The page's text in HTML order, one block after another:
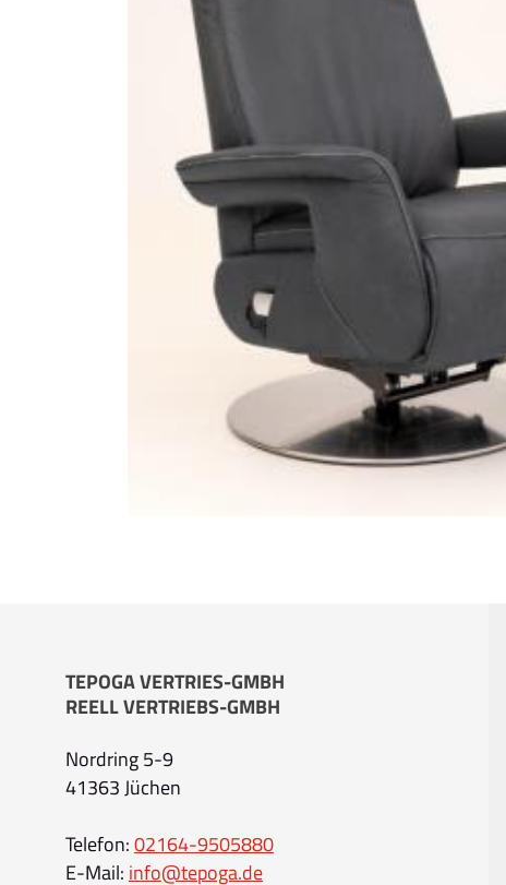
TEPOGA VERTRIES-GMBH
REELL VERTRIEBS-GMBH
Nordring 5-9
41363 Jüchen
Telefon:02164-9505880
E-Mail: info@tepoga.de